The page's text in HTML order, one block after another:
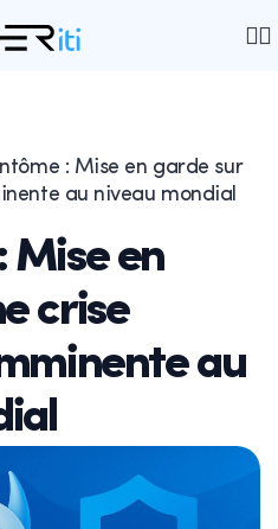
: Mise en garde sur
au niveau mondial
Mise en
crise
au